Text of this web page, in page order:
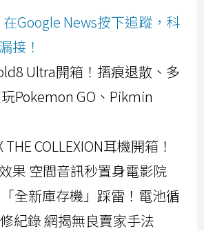
Google News按下追蹤，科
接！
Ultra開箱！摺痕退散、多
Pokemon GO、Pikmin
COLLEXION耳機開箱！
果 空間音訊秒置身電影院
全新庫存機」踩雷！電池循
紀錄 網揭無良賣家手法